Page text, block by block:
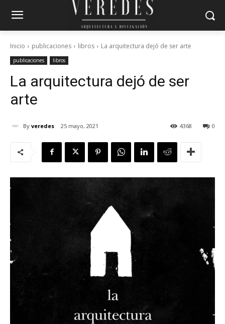
Inicio publicaciones libros La arquitectura dejó de ser arte
publicaciones libros
La arquitectura dejó de ser
arte
By veredes 25 mayo, 2021 0
4368